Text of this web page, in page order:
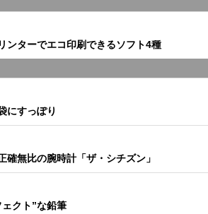
ンターでエコ印刷できるソフト4種
すっぽり
確無比の腕時計「ザ・シチズン」
クト”な鉛筆